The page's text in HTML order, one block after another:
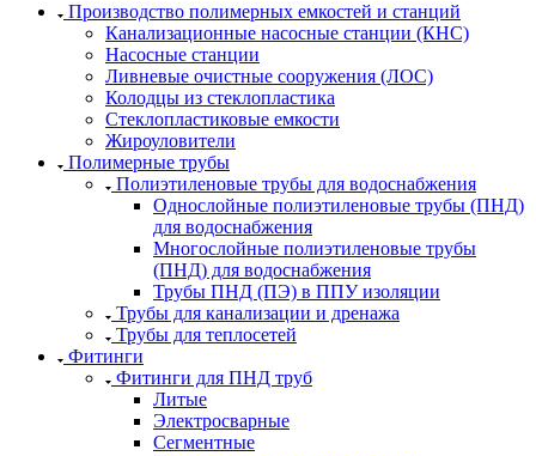
Производство полимерных емкостей и станций
Канализационные насосные станции (КНС)
Насосные станции
Ливневые очистные сооружения (ЛОС)
Колодцы из стеклопластика
Стеклопластиковые емкости
Жироуловители
Полимерные трубы
Полиэтиленовые трубы для водоснабжения
Однослойные полиэтиленовые трубы (ПНД)
для водоснабжения
Многослойные полиэтиленовые трубы
(ПНД) для водоснабжения
Трубы ПНД (ПЭ) в ППУ изоляции
Трубы для канализации и дренажа
Трубы для теплосетей
Фитинги
Фитинги для ПНД труб
Литые
Электросварные
Сегментные